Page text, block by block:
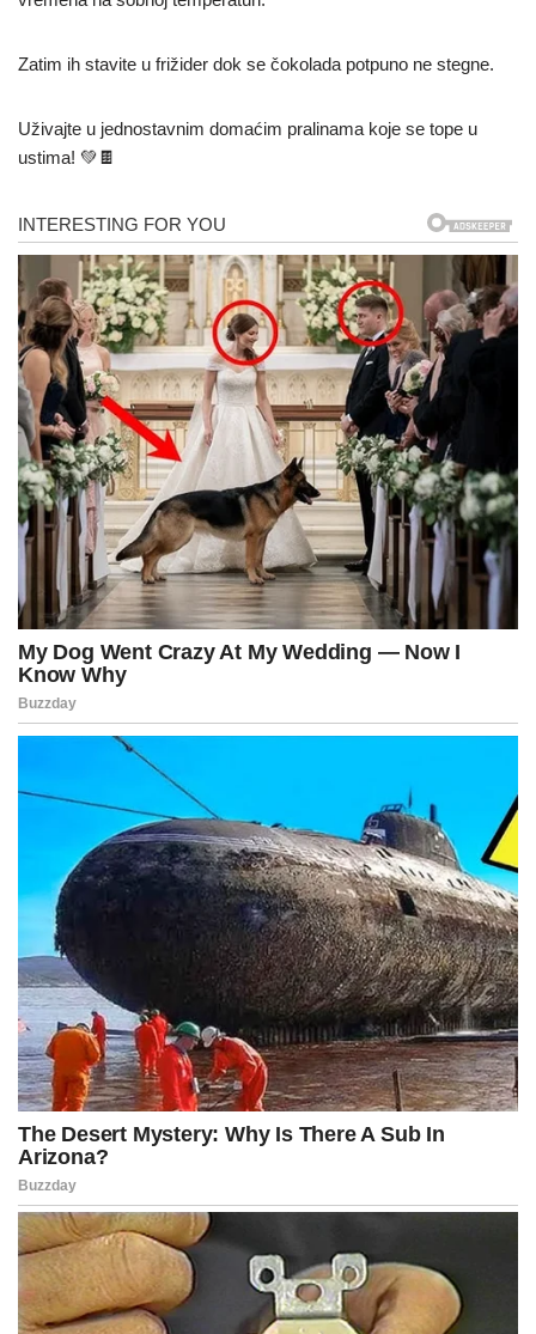
Zatim ih stavite u frižider dok se čokolada potpuno ne stegne.
Uživajte u jednostavnim domaćim pralinama koje se tope u
ustima! 💚🍫